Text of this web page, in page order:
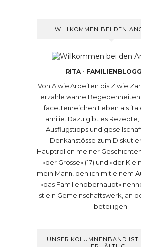
WILLKOMMEN BEI DEN
RITA -
Von A wie Arbeiten bis Z wie
erzähle wahre Begebenheiten
facettenreichen Leben als
Familie. Dazu gibt es Rezepte,
Ausflugstipps und
Denkanstösse zum
Hauptrollen meiner
- «der Grosse» (17) und «der
mein Mann, den ich mit einem
«das Familienoberhaupt»
ist ein Gemeinschaftswerk, an
beteiligen.
UNSER KOLUMNENBAND IST